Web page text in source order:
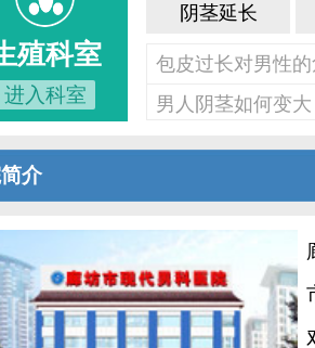
殖科室
进入科室
阴茎延长
包皮过长对男性
男人阴茎如何变大
介